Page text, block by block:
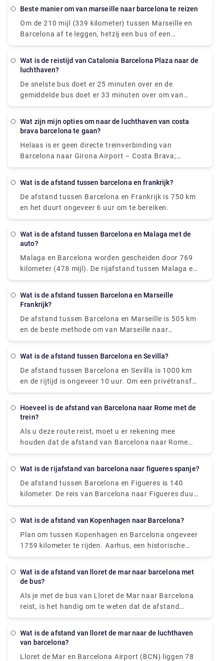
zullen je geen tijd besparen. Als je niet langs de
route wilt stoppen, is vliegen zeker de beste optie.
reserveren om de bus te nemen voor deze reis. U
kunt ook privétransfers boeken voor een
gemakkelijke en ontspannende service! Neem nu een
kijkje bij Rydeu!
beste manier om van marseille naar barcelona te reizen
Om de 210 mijl (339 kilometer) tussen Marseille en
Barcelona af te leggen, hetzij een bus of een
vliegtuig. Als tijd essentieel is, is een vlucht met een
alternatief; als de kosten belangrijker zijn, is een bus
Flixbus of Vueling zijn twee van de meest populaire
reisorganisaties die deze service aanbieden. Vanuit
vliegtuig naar Barcelona nemen.
Wat is de reistijd van Catalonia Barcelona Plaza naar de
luchthaven?
De snelste bus doet er 25 minuten over en de
gemiddelde bus doet er 33 minuten over om van
Plaça Catalunya naar Barcelona Airport (BCN) te
Barcelona Airport rijdt meerdere keren per dag
reistijden langer zijn.
Wat zijn mijn opties om naar de luchthaven van costa
brava barcelona te gaan?
Helaas is er geen directe treinverbinding van
Barcelona naar Girona Airport – Costa Brava;
daarom moet u eerst naar het stadscentrum van
de luchthaven nemen. Als gevolg hiervan kan de reis
tot 2 uur duren, waardoor de trein een ongeschikt
vervoermiddel is.
Wat is de afstand tussen barcelona en frankrijk?
De afstand tussen Barcelona en Frankrijk is 750 km
en het duurt ongeveer 6 uur om te bereiken.
Wat is de afstand tussen Barcelona en Malaga met de
auto?
Malaga en Barcelona worden gescheiden door 769
kilometer (478 mijl). De rijafstand tussen Malaga en
Barcelona is daarentegen 999 kilometer (621 mijl).
Wat is de afstand tussen Barcelona en Marseille
Frankrijk?
De afstand tussen Barcelona en Marseille is 505 km
en de beste methode om van Marseille naar
Barcelona te gaan is met het vliegtuig, dat 2 uur en
Wat is de afstand tussen Barcelona en Sevilla?
De afstand tussen Barcelona en Sevilla is 1000 km
en de rijtijd is ongeveer 10 uur. Om een privétransfer
te boeken, kom vandaag nog naar Rydeu!
Hoeveel is de afstand van Barcelona naar Rome met de
trein?
Als u deze route reist, moet u er rekening mee
houden dat de afstand van Barcelona naar Rome
met de trein ongeveer 859 km is.
Wat is de rijafstand van barcelona naar figueres spanje?
De afstand tussen Barcelona en Figueres is 140
kilometer. De reis van Barcelona naar Figueres duurt
ongeveer 1 uur en 28 meter.
Wat is de afstand van Kopenhagen naar Barcelona?
Plan om tussen Kopenhagen en Barcelona ongeveer
1759 kilometer te rijden. Aarhus, een historische
stad aan de oostkust van Jutland (het westelijke
populaire dagtochten vanuit Kopenhagen.
Wat is de afstand van lloret de mar naar barcelona met
de bus?
Als je met de bus van Lloret de Mar naar Barcelona
reist, is het handig om te weten dat de afstand
tussen de twee steden ongeveer 66 kilometer is.
stressvrije reiservaring te hebben met eenvoud en
Wat is de afstand van lloret de mar naar de luchthaven
van barcelona?
Lloret de Mar en Barcelona Airport (BCN) liggen 78